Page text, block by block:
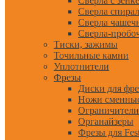
Сверла
Сверла
Сверла-
Тиски, зажимы
Точильные камни
Уплотнители
Фрезы
Диски для
Ножи
Ограничители
Органайзеры
Фрезы для